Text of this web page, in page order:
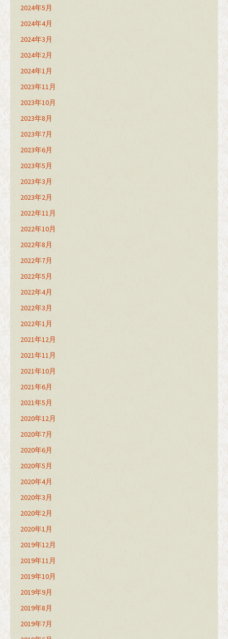
2024年5月
2024年4月
2024年3月
2024年2月
2024年1月
2023年11月
2023年10月
2023年8月
2023年7月
2023年6月
2023年5月
2023年3月
2023年2月
2022年11月
2022年10月
2022年8月
2022年7月
2022年5月
2022年4月
2022年3月
2022年1月
2021年12月
2021年11月
2021年10月
2021年6月
2021年5月
2020年12月
2020年7月
2020年6月
2020年5月
2020年4月
2020年3月
2020年2月
2020年1月
2019年12月
2019年11月
2019年10月
2019年9月
2019年8月
2019年7月